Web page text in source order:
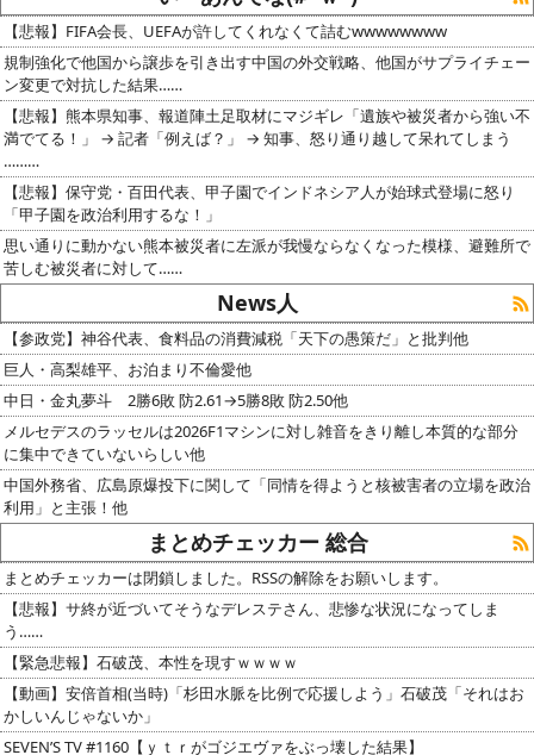
【悲報】FIFA会長、UEFAが許してくれなくて詰むwwwwwwww
規制強化で他国から譲歩を引き出す中国の外交戦略、他国がサプライチェー
ン変更で対抗した結果……
【悲報】熊本県知事、報道陣土足取材にマジギレ「遺族や被災者から強い不
満でてる！」 → 記者「例えば？」 → 知事、怒り通り越して呆れてしまう
………
【悲報】保守党・百田代表、甲子園でインドネシア人が始球式登場に怒り
「甲子園を政治利用するな！」
思い通りに動かない熊本被災者に左派が我慢ならなくなった模様、避難所で
苦しむ被災者に対して……
News人
【参政党】神谷代表、食料品の消費減税「天下の愚策だ」と批判他
巨人・高梨雄平、お泊まり不倫愛他
中日・金丸夢斗 2勝6敗 防2.61→5勝8敗 防2.50他
メルセデスのラッセルは2026F1マシンに対し雑音をきり離し本質的な部分
に集中できていないらしい他
中国外務省、広島原爆投下に関して「同情を得ようと核被害者の立場を政治
利用」と主張！他
まとめチェッカー 総合
まとめチェッカーは閉鎖しました。RSSの解除をお願いします。
【悲報】サ終が近づいてそうなデレステさん、悲惨な状況になってしま
う……
【緊急悲報】石破茂、本性を現すｗｗｗｗ
【動画】安倍首相(当時)「杉田水脈を比例で応援しよう」石破茂「それはお
かしいんじゃないか」
SEVEN’S TV #1160【ｙｔｒがゴジエヴァをぶっ壊した結果】